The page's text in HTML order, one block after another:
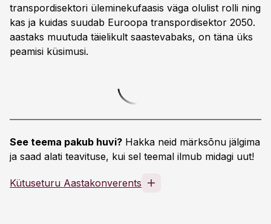
transpordisektori üleminekufaasis väga olulist rolli ning
kas ja kuidas suudab Euroopa transpordisektor 2050.
aastaks muutuda täielikult saastevabaks, on täna üks
peamisi küsimusi.
See teema pakub huvi? Hakka neid märksõnu jälgima
ja saad alati teavituse, kui sel teemal ilmub midagi uut!
Kütuseturu Aastakonverents